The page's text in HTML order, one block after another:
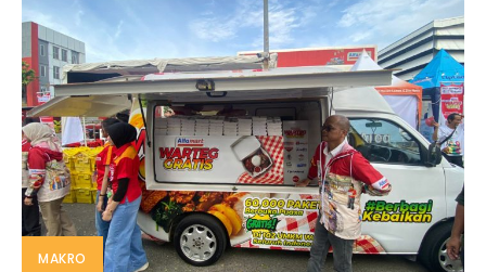
MAKRO